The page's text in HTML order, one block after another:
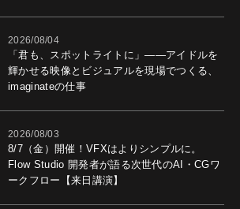
2026/08/04
「君も、スポットライトに」――アイドルを
輝かせる映像とビジュアルを現場でつくる、
imaginateの仕事
2026/08/03
8/7（金）開催！VFXはよりシンプルに。
Flow Studio 開発者が語る次世代のAI・CGワ
ークフロー【来日講演】